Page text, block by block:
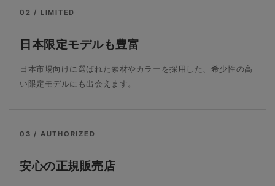
02 / LIMITED
日本限定モデルも豊富
日本市場向けに選ばれた素材やカラーを採用した、希少性の高
い限定モデルにも出会えます。
03 / AUTHORIZED
安心の正規販売店